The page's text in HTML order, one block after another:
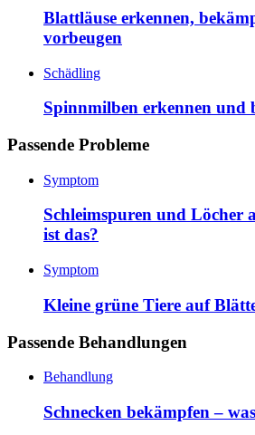
Blattläuse erkennen,
vorbeugen
Schädling
Spinnmilben erkennen und
Passende Probleme
Symptom
Schleimspuren und Löcher
ist das?
Symptom
Kleine grüne Tiere auf
Passende Behandlungen
Behandlung
Schnecken bekämpfen –